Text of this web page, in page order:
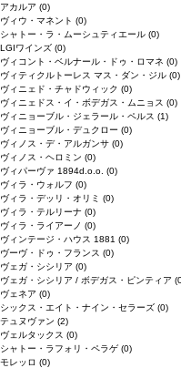
アカルア (0)
ヴィウ・マネント (0)
シャトー・ラ・ムーシュティエール (0)
LGIワインズ (0)
ヴィコント・ベルナール・ドゥ・ロマネ (0)
ヴィティクルトーレス マス・ダン・ジル (0)
ヴィニェド・チャドウィック (0)
ヴィニェドス・イ・ボデガス・ムニョス (0)
ヴィニョーブル・ジェラール・ペルス (1)
ヴィニョーブル・デュクロー (0)
ヴィノス・デ・アルガンサ (0)
ヴィノス・ヘロミン (0)
ヴィパーヴァ 1894d.o.o. (0)
ヴィラ・ウォルフ (0)
ヴィラ・デッリ・オリミ (0)
ヴィラ・テルリーナ (0)
ヴィラ・ライアーノ (0)
ヴィンテージ・ハウス 1881 (0)
ヴーヴ・ドゥ・フランス (0)
ヴェガ・シシリア (0)
ヴェガ・シシリア / ボデガス・ピンティア
ヴェネア (0)
シックス・エイト・ナイン・セラーズ (0)
テュヌヴァン (2)
ヴェルタックス (0)
シャトー・ラフォリ・ペラゲ (0)
モレッロ (0)